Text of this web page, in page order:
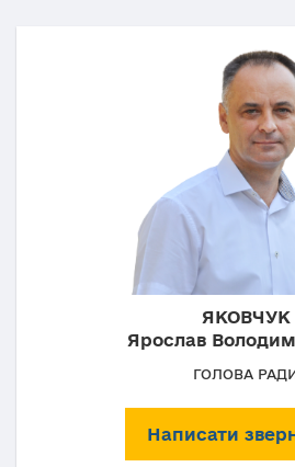
ЯКОВЧУК
Ярослав
ГОЛОВА
Написати